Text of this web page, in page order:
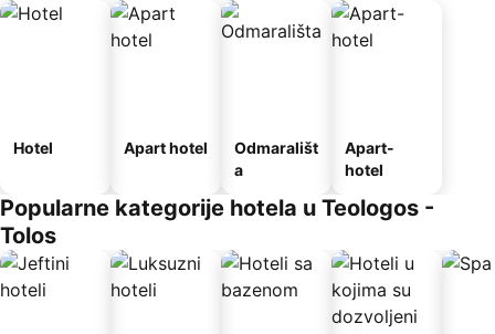
Hotel Apart hotel
Odmarališt
a
Apart-
hotel
Popularne kategorije hotela u Teologos -
Tolos